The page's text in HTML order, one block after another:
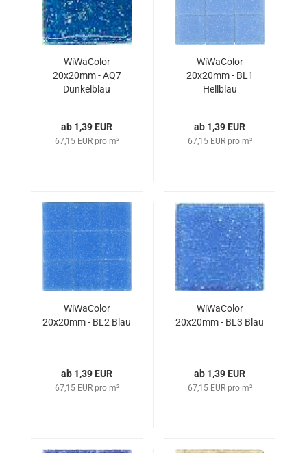
WiWaColor
20x20mm - AQ7
Dunkelblau
ab 1,39 EUR
67,15 EUR pro m²
WiWaColor
20x20mm - BL1
Hellblau
ab 1,39 EUR
67,15 EUR pro m²
WiWaColor
20x20mm - BL2 Blau
ab 1,39 EUR
67,15 EUR pro m²
WiWaColor
20x20mm - BL3 Blau
ab 1,39 EUR
67,15 EUR pro m²